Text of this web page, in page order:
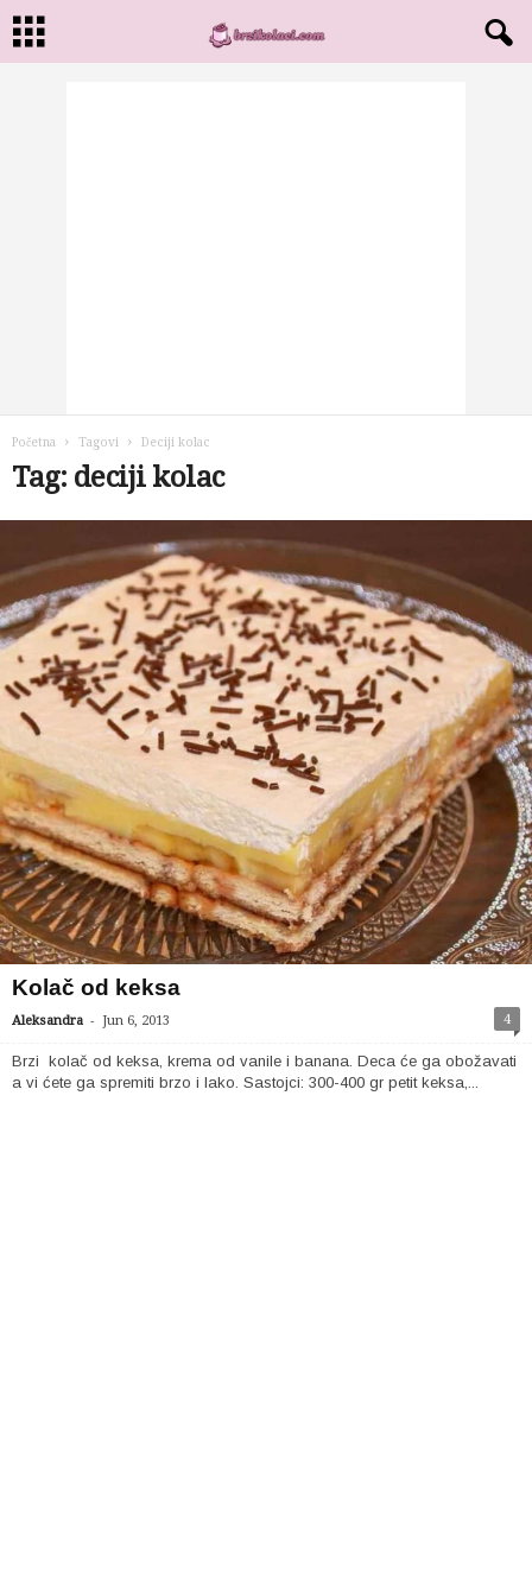
Početna Tagovi Deciji kolac
Tag: deciji kolac
Kolač od keksa
Aleksandra - Jun 6, 2013 4
Brzi kolač od keksa, krema od vanile i banana. Deca će ga obožavati
a vi ćete ga spremiti brzo i lako. Sastojci: 300-400 gr petit keksa,...